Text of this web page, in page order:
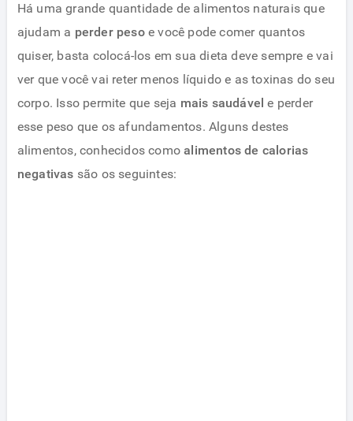
Há uma grande quantidade de alimentos naturais que
ajudam a perder pesoe você pode comer quantos
quiser, basta colocá-los em sua dieta deve sempre e vai
ver que você vai reter menos líquido e as toxinas do seu
corpo. Isso permite que seja mais saudável e perder
esse peso que os afundamentos. Alguns destes
alimentos, conhecidos comoalimentos de calorias
negativas são os seguintes: